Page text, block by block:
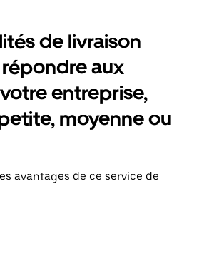
de livraison
aux
entreprise,
moyenne ou
avantages de ce service de